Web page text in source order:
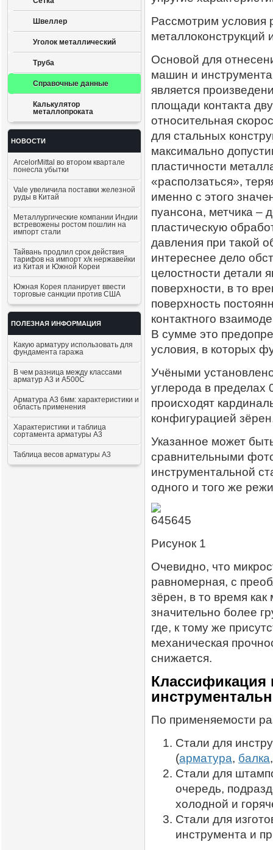
Швеллер
Уголок металлический
Труба
Справочные данные
Калькулятор
металлопроката
НОВОСТИ
ArcelorMittal во втором квартале
понесла убытки
Vale увеличила поставки железной
руды в Китай
Металлургические компании Индии
встревожены ростом пошлин на
импорт стали
Тайвань продлил срок действия
тарифов на импорт х/к нержавейки
из Китая и Южной Кореи
Южная Корея планирует ввести
торговые санкции против США
ПОЛЕЗНАЯ ИНФОРМАЦИЯ
Какую арматуру использовать для
фундамента гаража
В чем разница между классами
арматур А3 и А500С
Арматура А3 6мм: характеристики и
область применения
Характеристики и таблица
сортамента арматуры А3
Таблица весов арматуры А3
Рассмотрим условия
металлоконструкций
Основой для
машин и
является
площади контакта
относительная
для стальных
максимально
пластичности
«расползаться»,
именно с этого
пуансона, метчика –
пластическую
давления при такой
интереснее дело
целостности детали
поверхности, в то
поверхность
контактного
В сумме это
условия, в которых
Учёными
углерода в пределах
происходят
конфигурацией
Указанное может
сравнительными
инструментальной
одного и того же
Очевидно, что
равномерная, с
зёрен, в то время как
значительно более
где, к тому же
механическая
снижается.
Классификация
По применяемости
Стали для
(арматура, балка
Стали для
очередь,
холодной и
Стали для
инструмента и